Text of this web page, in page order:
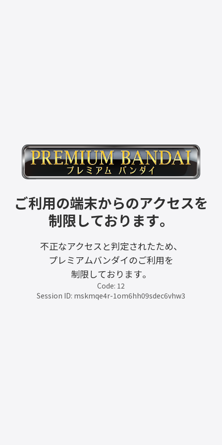
ご利用の端末からのアクセスを
制限しております。
不正なアクセスと判定されたため、
プレミアムバンダイのご利用を
制限しております。
Code: 12
Session ID: mskmqe4r-1om6hh09sdec6vhw3